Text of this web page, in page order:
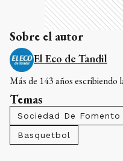
Sobre el autor
El Eco de Tandil
Más de 143 años escribiendo
Temas
Sociedad De Fomento
Basquetbol